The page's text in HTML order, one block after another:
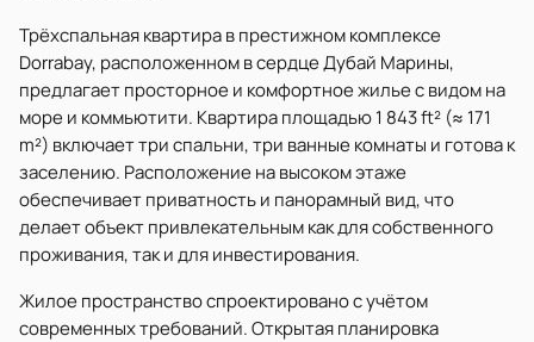
Трёхспальная квартира в престижном комплексе
Dorrabay, расположенном в сердце Дубай Марины,
предлагает просторное и комфортное жилье с видом на
море и коммьютити. Квартира площадью 1 843 ft² (≈ 171
m²) включает три спальни, три ванные комнаты и готова к
заселению. Расположение на высоком этаже
обеспечивает приватность и панорамный вид, что
делает объект привлекательным как для собственного
проживания, так и для инвестирования.
Жилое пространство спроектировано с учётом
современных требований. Открытая планировка